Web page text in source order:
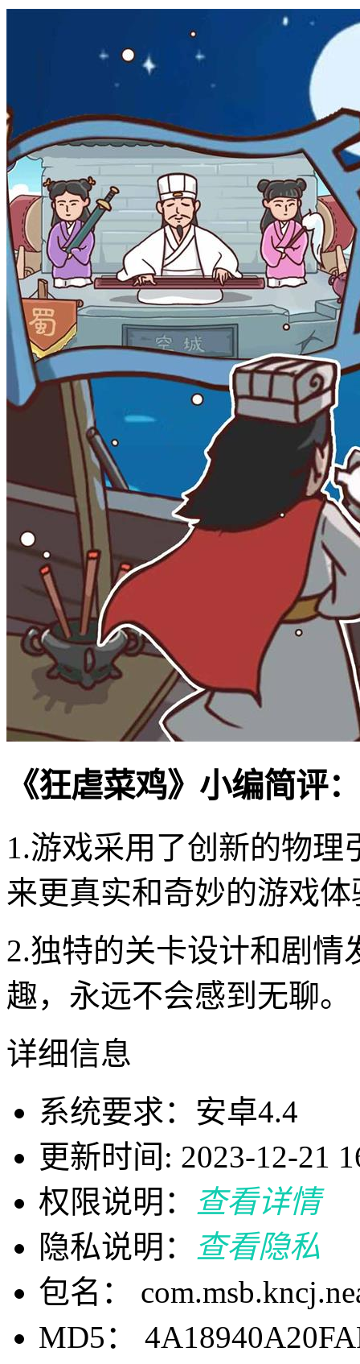
《狂虐菜鸡》小编简评：
1.游戏采用了创新的物
来更真实和奇妙的游戏体
2.独特的关卡设计和剧情
趣，永远不会感到无聊。
详细信息
系统要求：安卓4.4
更新时间: 2023-12-21
权限说明：
查看详情
隐私说明：
查看隐私
包名：
MD5：